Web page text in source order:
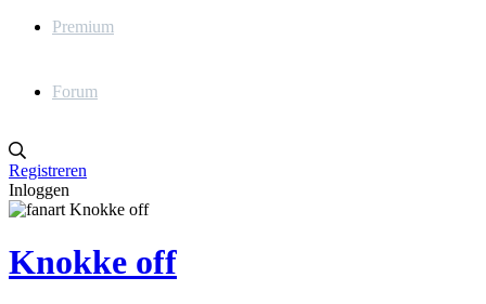
Premium
Forum
Registreren
Inloggen
Knokke off